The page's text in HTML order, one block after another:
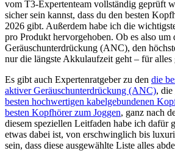
vom T3-Expertenteam vollständig geprüft
sicher sein kannst, dass du den besten
2026 gibt. Außerdem habe ich die
pro Produkt hervorgehoben. Ob es also um
Geräuschunterdrückung (ANC), den
nur die längste Akkulaufzeit geht – für alles
Es gibt auch Expertenratgeber zu den die
aktiver Geräuschunterdrückung (ANC), die
besten hochwertigen kabelgebundenen
besten Kopfhörer zum Joggen, ganz nach
diesem speziellen Leitfaden habe ich dafür
etwas dabei ist, von erschwinglich bis
sein, dass diese ausgewählte Liste alles